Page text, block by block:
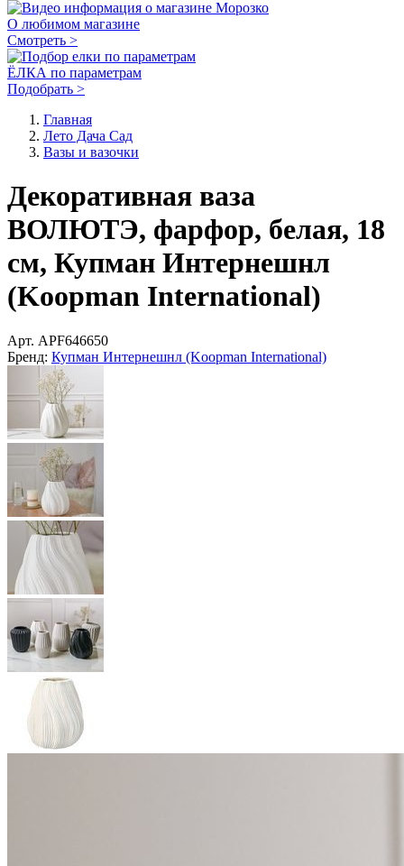
О любимом магазине
Смотреть >
ЁЛКА по параметрам
Подобрать >
Главная
Лето Дача Сад
Вазы и вазочки
Декоративная ваза
ВОЛЮТЭ, фарфор, белая, 18
см, Купман Интернешнл
(Koopman International)
Арт. APF646650
Бренд: Купман Интернешнл (Koopman International)